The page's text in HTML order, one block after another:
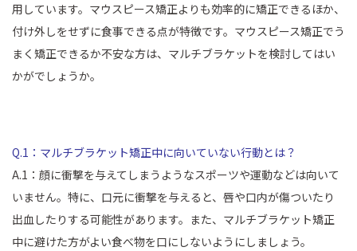
用しています。マウスピース矯正よりも効率的に矯正できるほか、
付け外しをせずに食事できる点が特徴です。マウスピース矯正でう
まく矯正できるか不安な方は、マルチブラケットを検討してはい
かがでしょうか。
Q.1：マルチブラケット矯正中に向いていない行動とは？
A.1：顔に衝撃を与えてしまうようなスポーツや運動などは向いて
いません。特に、口元に衝撃を与えると、唇や口内が傷ついたり
出血したりする可能性があります。また、マルチブラケット矯正
中に避けた方がよい食べ物を口にしないようにしましょう。